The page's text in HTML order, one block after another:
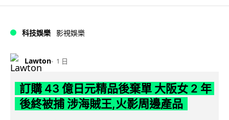
科技娛樂 影視娛樂
Lawton 1 日
訂購 43 億日元精品後棄單 大阪女 2 年
後終被捕 涉海賊王,火影周邊產品